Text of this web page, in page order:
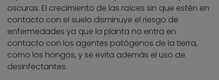
oscuras. El crecimiento de las raíces sin que estén en
contacto con el suelo disminuye el riesgo de
enfermedades ya que la planta no entra en
contacto con los agentes patógenos de la tierra,
como los hongos, y se evita además el uso de
desinfectantes.